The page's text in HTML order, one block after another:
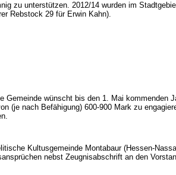
zu unterstützen. 2012/14 wurden im
Rebstock 29 für Erwin Kahn).
wünscht bis den 1. Mai kommenden
(je nach Befähigung) 600-900 Mark zu
Kultusgemeinde Montabaur (Hessen-
nebst Zeugnisabschrift an den